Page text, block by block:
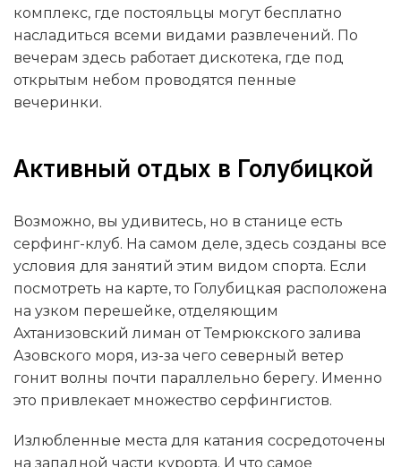
комплекс, где постояльцы могут бесплатно
насладиться всеми видами развлечений. По
вечерам здесь работает дискотека, где под
открытым небом проводятся пенные
вечеринки.
Активный отдых в Голубицкой
Возможно, вы удивитесь, но в станице есть
серфинг-клуб. На самом деле, здесь созданы все
условия для занятий этим видом спорта. Если
посмотреть на карте, то Голубицкая расположена
на узком перешейке, отделяющим
Ахтанизовский лиман от Темрюкского залива
Азовского моря, из-за чего северный ветер
гонит волны почти параллельно берегу. Именно
это привлекает множество серфингистов.
Излюбленные места для катания сосредоточены
на западной части курорта. И что самое